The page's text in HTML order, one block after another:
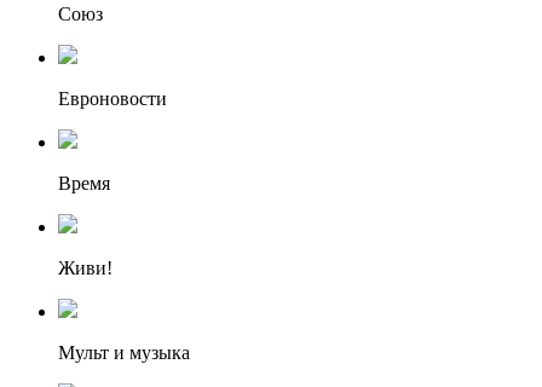
Союз
Евроновости
Время
Живи!
Мульт и музыка